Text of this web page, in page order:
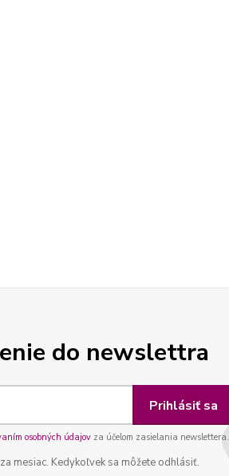
do newslettra
Prihlásiť sa
osobných údajovza účelom zasielania newslettera.
mesiac. Kedykoľvek sa môžete odhlásiť.